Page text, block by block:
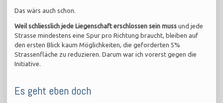
Das wärs auch schon.
Weil schliesslich jede Liegenschaft erschlossen sein muss und jede
Strasse mindestens eine Spur pro Richtung braucht, bleiben auf
den ersten Blick kaum Möglichkeiten, die geforderten 5%
Strassenfläche zu reduzieren. Darum war ich vorerst gegen die
Initiative.
Es geht eben doch